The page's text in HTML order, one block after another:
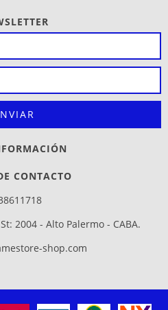
CONTACTO
2004 - Alto Palermo - CABA.
shop.com